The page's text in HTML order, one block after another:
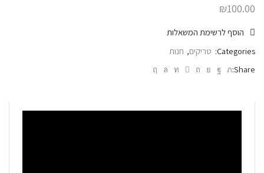
₪100.00
הוסף לרשימת המשאלות
Categories: טריקים, חנות
Share: